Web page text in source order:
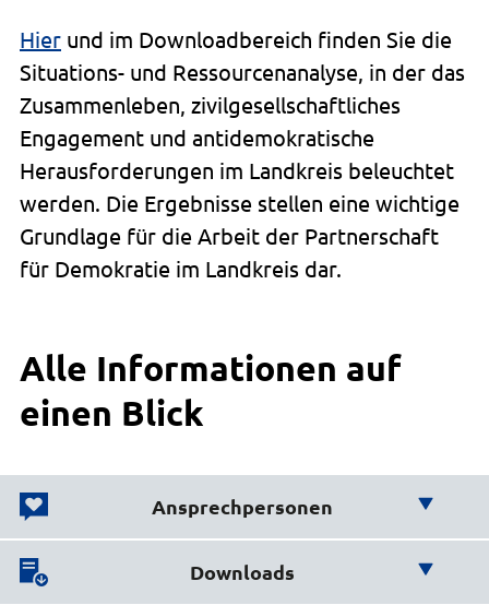
Hier und im Downloadbereich finden Sie die
Situations- und Ressourcenanalyse, in der das
Zusammenleben, zivilgesellschaftliches
Engagement und antidemokratische
Herausforderungen im Landkreis beleuchtet
werden. Die Ergebnisse stellen eine wichtige
Grundlage für die Arbeit der Partnerschaft
für Demokratie im Landkreis dar.
Alle Informationen auf
einen Blick
Ansprechpersonen
Wir helfen Ihnen weiter!
Downloads